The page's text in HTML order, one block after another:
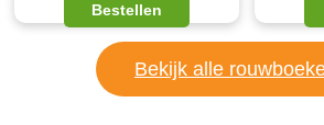
Bestellen
Bekijk alle